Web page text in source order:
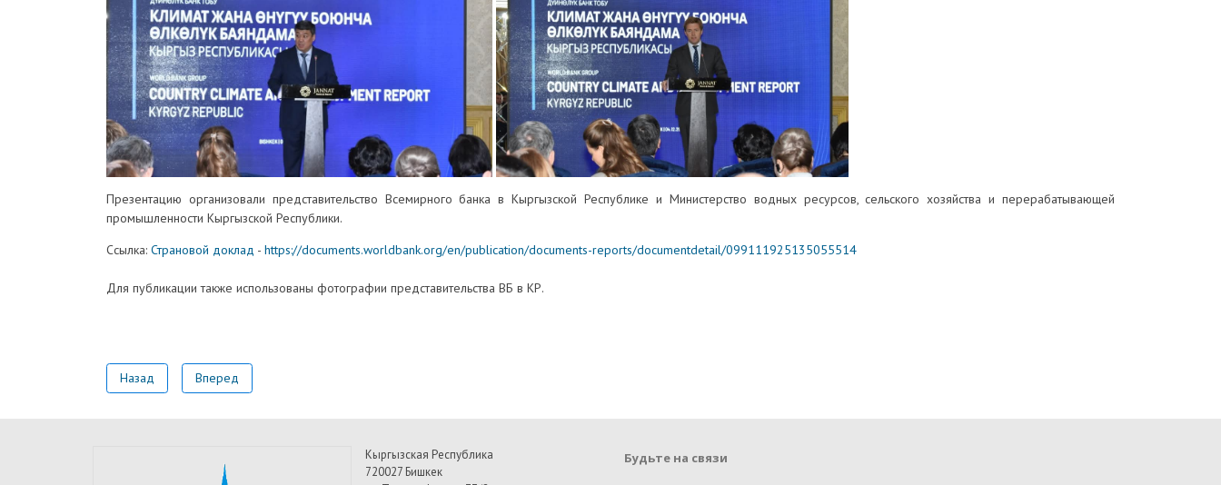
Презентацию организовали представительство Всемирного банка в Кыргызской Республике и Министерство водных ресурсов, сельского хозяйства и перерабатывающей
промышленности Кыргызской Республики.
Ссылка: Страновой доклад - https://documents.worldbank.org/en/publication/documents-reports/documentdetail/099111925135055514
Для публикации также использованы фотографии представительства ВБ в КР.
Назад Вперед
Кыргызская Республика
720027 Бишкек
Будьте на связи